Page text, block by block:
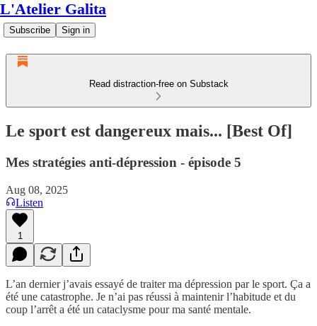
L'Atelier Galita
Subscribe Sign in
Read distraction-free on Substack
Le sport est dangereux mais... [Best Of]
Mes stratégies anti-dépression - épisode 5
Aug 08, 2025
Listen
1
L’an dernier j’avais essayé de traiter ma dépression par le sport. Ça a
été une catastrophe. Je n’ai pas réussi à maintenir l’habitude et du
coup l’arrêt a été un cataclysme pour ma santé mentale.